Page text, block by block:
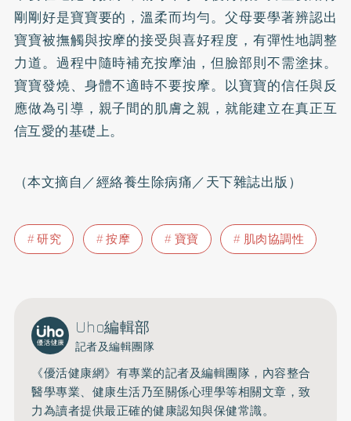
剛剛好是寶寶要的，溫柔而均勻。父母要學著辨認出
寶寶被撫觸與按摩的接受與喜好程度，有彈性地調整
力道。過程中隨時補充按摩油，但臉部則不需塗抹。
寶寶發燒、身體不適時不要按摩。以寶寶的信任與反
應做為引導，親子間的肌膚之親，就能建立在真正互
信互愛的基礎上。
（本文摘自／經絡養生除病痛／天下雜誌出版）
研究 按摩 寶寶 肌肉協調性
Uho編輯部
記者及編輯團隊
《優活健康網》有專業的記者及編輯團隊，內容整合
醫學專業、健康生活乃至關係心理學等相關文章，致
力為讀者提供最正確的健康認知與保健常識。